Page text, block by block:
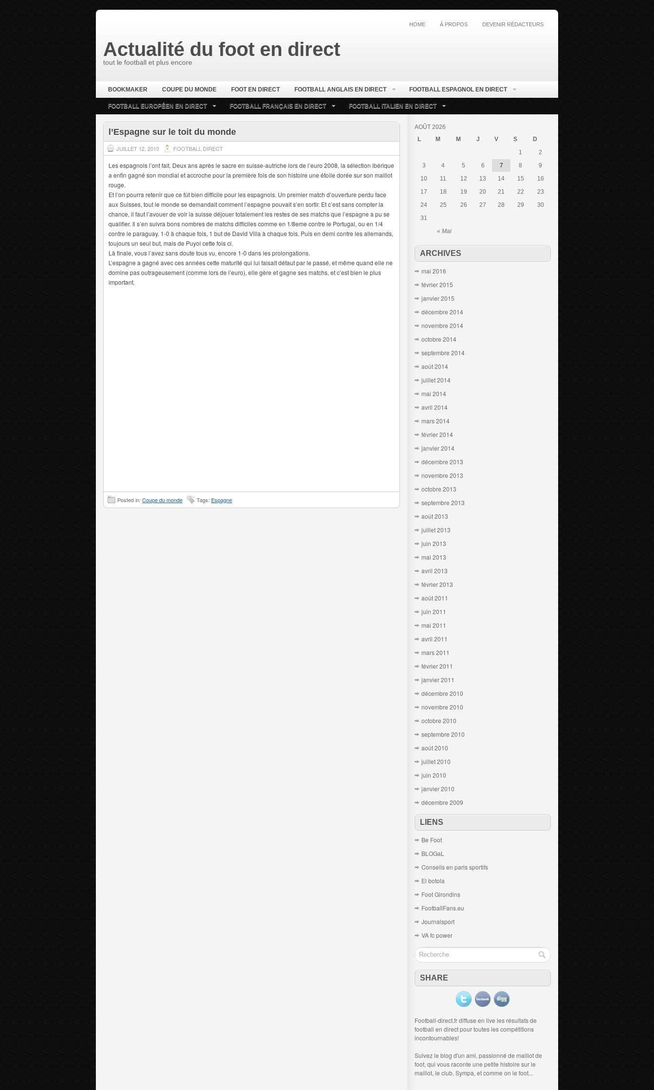
HOME À PROPOS DEVENIR RÉDACTEURS
Actualité du foot en direct
tout le football et plus encore
BOOKMAKER COUPE DU MONDE FOOT EN DIRECT FOOTBALL ANGLAIS EN DIRECT FOOTBALL ESPAGNOL EN DIRECT
FOOTBALL EUROPÉEN EN DIRECT FOOTBALL FRANÇAIS EN DIRECT FOOTBALL ITALIEN EN DIRECT
l’Espagne sur le toit du monde
JUILLET 12, 2010 FOOTBALL DIRECT
Les espagnols l’ont fait. Deux ans après le sacre en suisse-autriche lors de l’euro 2008, la sélection ibérique
a enfin gagné son mondial et accroche pour la première fois de son histoire une étoile dorée sur son maillot
rouge.
Et l’on pourra retenir que ce fût bien difficile pour les espagnols. Un premier match d’ouverture perdu face
aux Suisses, tout le monde se demandait comment l’espagne pouvait s’en sortir. Et c’est sans compter la
chance, il faut l’avouer de voir la suisse déjouer totalement les restes de ses matchs que l’espagne a pu se
qualifier. Il s’en suivra bons nombres de matchs difficiles comme en 1/8eme contre le Portugal, ou en 1/4
contre le paraguay. 1-0 à chaque fois, 1 but de David Villa à chaque fois. Puis en demi contre les allemands,
toujours un seul but, mais de Puyol cette fois ci.
Là finale, vous l’avez sans doute tous vu, encore 1-0 dans les prolongations.
L’espagne a gagné avec ces années cette maturité qui lui faisait défaut par le passé, et même quand elle ne
domine pas outrageusement (comme lors de l’euro), elle gère et gagne ses matchs, et c’est bien le plus
important.
Posted in: Coupe du monde Tags: Espagne
AOÛT 2026
L
M M J V S D
« Mai
1
2
3
4 5 6 7 8
9
10
11 12 13 14 15
16
17
18 19 20 21 22
23
24
25 26 27 28 29
30
31
ARCHIVES
mai 2016
février 2015
janvier 2015
décembre 2014
novembre 2014
octobre 2014
septembre 2014
août 2014
juillet 2014
mai 2014
avril 2014
mars 2014
février 2014
janvier 2014
décembre 2013
novembre 2013
octobre 2013
septembre 2013
août 2013
juillet 2013
juin 2013
mai 2013
avril 2013
février 2013
août 2011
juin 2011
mai 2011
avril 2011
mars 2011
février 2011
janvier 2011
décembre 2010
novembre 2010
octobre 2010
septembre 2010
août 2010
juillet 2010
juin 2010
janvier 2010
décembre 2009
LIENS
Be Foot
BLOGaL
Conseils en paris sportifs
El botola
Foot Girondins
FootballFans.eu
Journalsport
VA fc power
SHARE
Football-direct.fr diffuse en live les résultats de
football en directpour toutes les compétitions
incontournables!
Suivez le blog d'un ami, passionné de maillot de
foot, qui vous raconte une petite histoire sur le
maillot, le club. Sympa, et comme on le foot...